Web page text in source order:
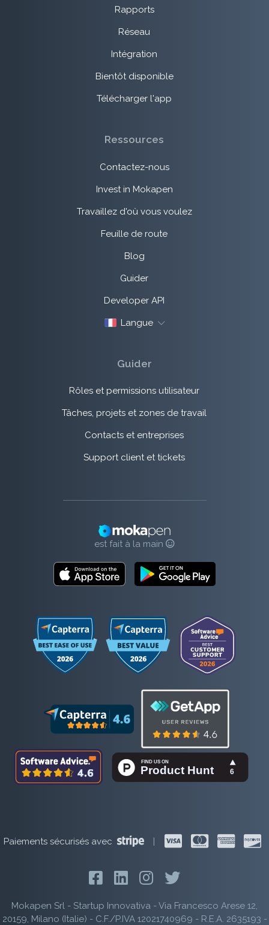
Rapports
Réseau
Intégration
Bientôt disponible
Télécharger l'app
Ressources
Contactez-nous
Invest in Mokapen
Travaillez d'où vous voulez
Feuille de route
Blog
Guider
Developer API
Langue
Guider
Rôles et permissions utilisateur
Tâches, projets et zones de travail
Contacts et entreprises
Support client et tickets
est fait à la main
Paiements sécurisés avec
Mokapen Srl - Startup Innovativa - Via Francesco Arese 12,
20159, Milano (Italie) - C.F./P.IVA 12021740969 - R.E.A. 2635193 -